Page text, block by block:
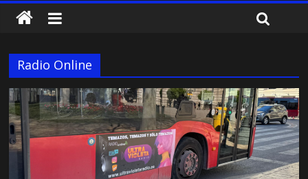
Radio Online